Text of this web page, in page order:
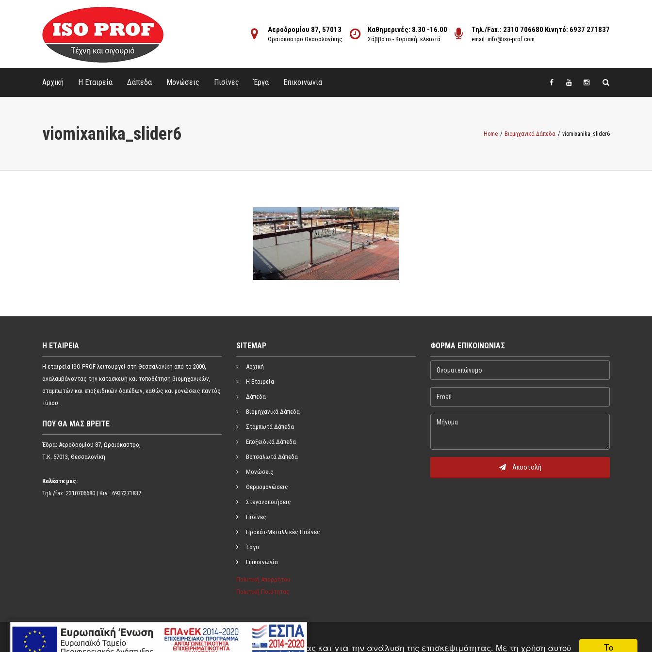
Το
Αυτός ο ιστότοπος χρησιμοποιεί cookie για την παροχή των υπηρεσιών μας και για την ανάλυση της επισκεψιμότητας. Με τη χρήση αυτού
Αεροδρομίου 87, 57013
Ωραιόκαστρο Θεσσαλονίκης
Καθημερινές: 8.30 -16.00
Σάββατο - Κυριακή: κλειστά
Τηλ./Fax.: 2310 706680 Κινητό: 6937 271837
email: info@iso-prof.com
Αρχική Η Εταιρεία Δάπεδα Μονώσεις Πισίνες Έργα Επικοινωνία
viomixanika_slider6 Home / Βιομηχανικά Δάπεδα / viomixanika_slider6
Η ΕΤΑΙΡΕΊΑ
Η εταιρεία ISO PROF λειτουργεί στη Θεσσαλονίκη από το 2000,
αναλαμβάνοντας την κατασκευή και τοποθέτηση βιομηχανικών,
σταμπωτών και εποξειδικών δαπέδων, καθώς και μονώσεις παντός
τύπου.
ΠΟΥ ΘΑ ΜΑΣ ΒΡΕΊΤΕ
Έδρα: Αεροδρομίου 87, Ωραιόκαστρο,
Τ.Κ. 57013, Θεσσαλονίκη
Καλέστε μας:
Τηλ./fax: 2310706680 | Κιν.: 6937271837
SITEMAP
Αρχική
Η Εταιρεία
Δάπεδα
Βιομηχανικά Δάπεδα
Σταμπωτά Δάπεδα
Εποξειδικά Δάπεδα
Βοτσαλωτά Δάπεδα
Μονώσεις
Θερμομονώσεις
Στεγανοποιήσεις
Πισίνες
Προκάτ-Μεταλλικές Πισίνες
Έργα
Επικοινωνία
Πολιτική Απορρήτου
Πολιτική Ποιότητας
ΦΌΡΜΑ ΕΠΙΚΟΙΝΩΝΊΑΣ
Ονοματεπώνυμο
Email
Μήνυμα
Αποστολή
© 2026 ISO PROF. All Rights Reserved. Powered By